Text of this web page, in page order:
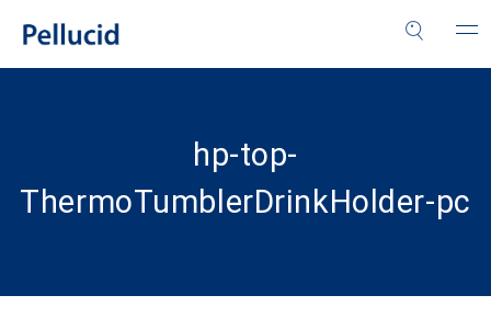
hp-top-
ThermoTumblerDrinkHolder-pc